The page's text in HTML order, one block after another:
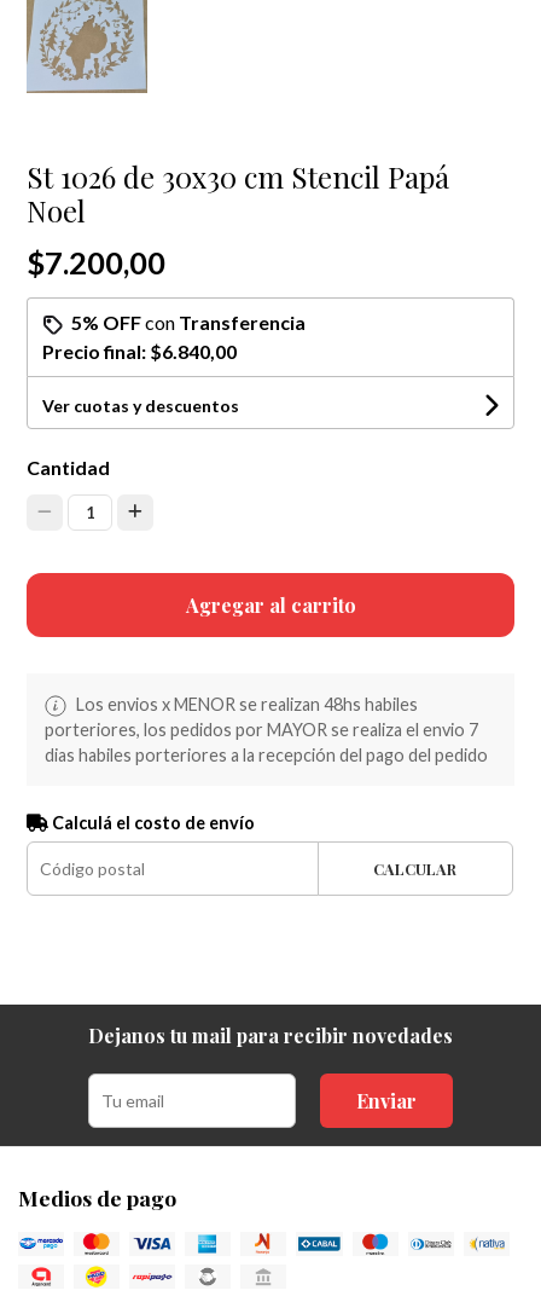
St 1026 de 30x30 cm Stencil Papá
Noel
$7.200,00
5% OFFcon Transferencia
Precio final: $6.840,00
Ver cuotas y descuentos
Cantidad
1
Agregar al carrito
Los envios x MENOR se realizan 48hs habiles
porteriores, los pedidos por MAYOR se realiza el envio 7
dias habiles porteriores a la recepción del pago del pedido
Calculá el costo de envío
CALCULAR
Dejanos tu mail para recibir novedades
Enviar
Medios de pago